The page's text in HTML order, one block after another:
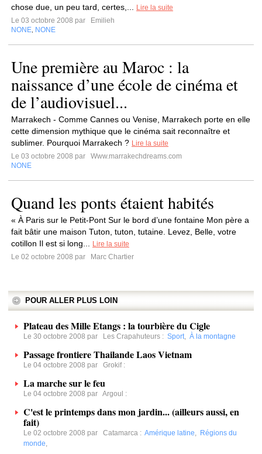
chose due, un peu tard, certes,...
Lire la suite
Le 03 octobre 2008 par
Emilieh
NONE NONE
Une première au Maroc : la
naissance d’une école de cinéma et
de l’audiovisuel...
Marrakech - Comme Cannes ou Venise, Marrakech porte en elle
cette dimension mythique que le cinéma sait reconnaître et
sublimer. Pourquoi Marrakech ? Lire la suite
Le 03 octobre 2008 par
Www.marrakechdreams.com
NONE
Quand les ponts étaient habités
« À Paris sur le Petit-Pont Sur le bord d’une fontaine Mon père a
fait bâtir une maison Tuton, tuton, tutaine. Levez, Belle, votre
cotillon Il est si long...
Lire la suite
Le 02 octobre 2008 par
Marc Chartier
POUR ALLER PLUS LOIN
Plateau des Mille Etangs : la tourbière du Cigle
Le 30 octobre 2008 par Les Crapahuteurs : Sport, À la montagne
Passage frontiere Thailande Laos Vietnam
Le 04 octobre 2008 par Grokif:
La marche sur le feu
Le 04 octobre 2008 par Argoul :
C'est le printemps dans mon jardin... (ailleurs aussi, en
fait)
Le 02 octobre 2008 par Catamarca : Amérique latine, Régions du
monde,